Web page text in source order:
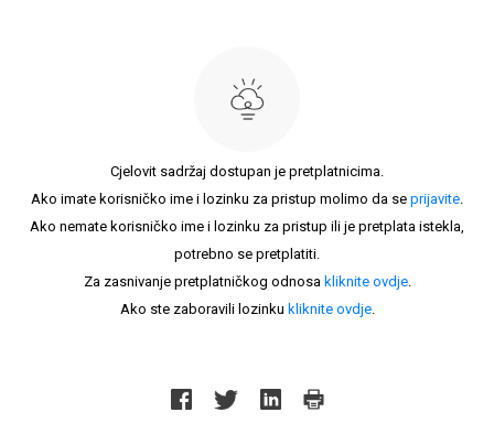
Cjelovit sadržaj dostupan je pretplatnicima.
Ako imate korisničko ime i lozinku za pristup molimo da se prijavite.
Ako nemate korisničko ime i lozinku za pristup ili je pretplata istekla,
potrebno se pretplatiti.
Za zasnivanje pretplatničkog odnosa kliknite ovdje.
Ako ste zaboravili lozinku kliknite ovdje.